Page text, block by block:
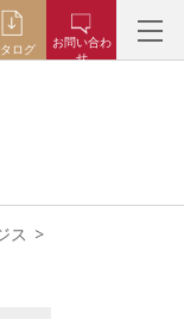
ログ
お問い合わ
せ
ス